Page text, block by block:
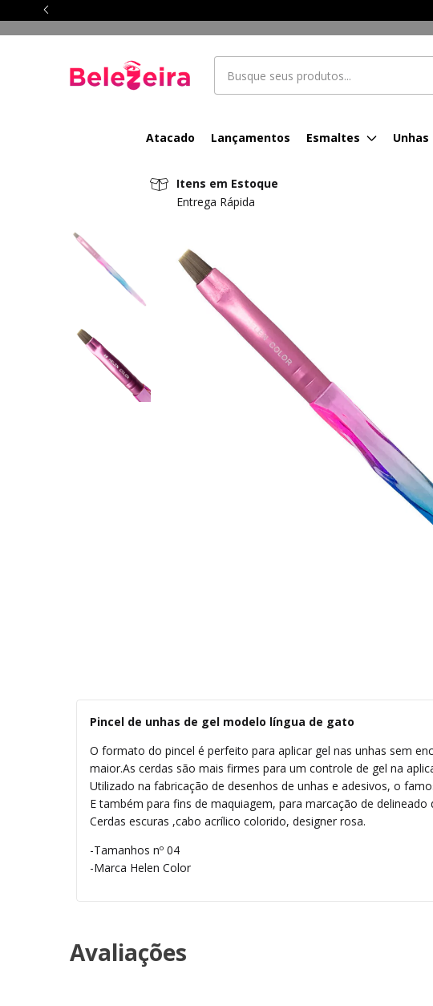
Atacado Lançamentos Esmaltes Unhas
Itens em Estoque
Entrega Rápida
Pincel de unhas de gel modelo língua de gato
O formato do pincel é perfeito para aplicar gel nas unhas sem
maior.As cerdas são mais firmes para um controle de gel na
Utilizado na fabricação de desenhos de unhas e adesivos, o
E também para fins de maquiagem, para marcação de
Cerdas escuras ,cabo acrílico colorido, designer rosa.
-Tamanhos nº 04
-Marca Helen Color
Avaliações